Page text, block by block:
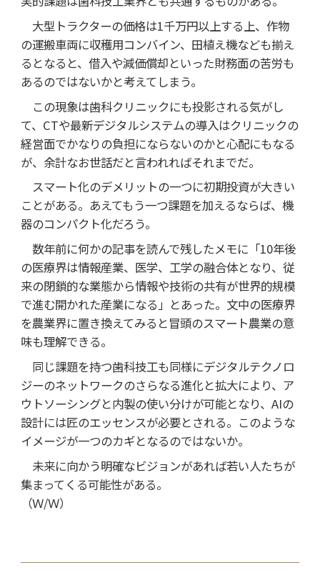
大型トラクターの価格は1千万円以上する上、作物
の運搬車両に収穫用コンバイン、田植え機なども揃え
るとなると、借入や減価償却といった財務面の苦労も
あるのではないかと考えてしまう。
この現象は歯科クリニックにも投影される気がし
て、CTや最新デジタルシステムの導入はクリニックの
経営面でかなりの負担にならないのかと心配にもなる
が、余計なお世話だと言われればそれまでだ。
スマート化のデメリットの一つに初期投資が大きい
ことがある。あえてもう一つ課題を加えるならば、機
器のコンパクト化だろう。
数年前に何かの記事を読んで残したメモに「10年後
の医療界は情報産業、医学、工学の融合体となり、従
来の閉鎖的な業態から情報や技術の共有が世界的規模
で進む開かれた産業になる」とあった。文中の医療界
を農業界に置き換えてみると冒頭のスマート農業の意
味も理解できる。
同じ課題を持つ歯科技工も同様にデジタルテクノロ
ジーのネットワークのさらなる進化と拡大により、ア
ウトソーシングと内製の使い分けが可能となり、AIの
設計には匠のエッセンスが必要とされる。このような
イメージが一つのカギとなるのではないか。
未来に向かう明確なビジョンがあれば若い人たちが
集まってくる可能性がある。
（Ｗ/Ｗ）